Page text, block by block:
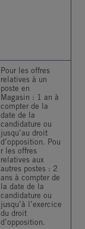
Pour les offres
relatives à un
poste en
Magasin : 1 an à
compter de la
date de la
candidature ou
jusqu’au droit
d’opposition. Pou
r les offres
relatives aux
autres postes : 2
ans à compter de
la date de la
candidature ou
jusqu’à l’exercice
du droit
d’opposition.